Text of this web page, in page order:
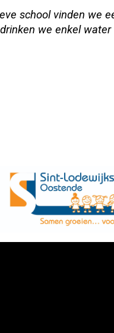
school vinden we
we enkel